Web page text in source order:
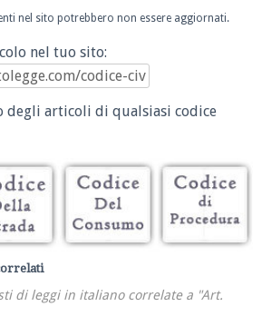
nel sito potrebbero non essere aggiornati.
nel tuo sito:
degli articoli di qualsiasi codice
di leggi in italiano correlate a "Art.